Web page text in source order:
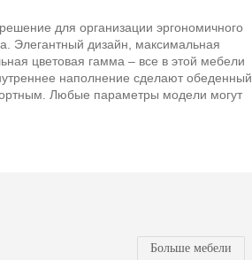
для организации эргономичного
Элегантный дизайн, максимальная
цветовая гамма – все в этой мебели
наполнение сделают обеденный
Любые параметры модели могут
Больше мебели